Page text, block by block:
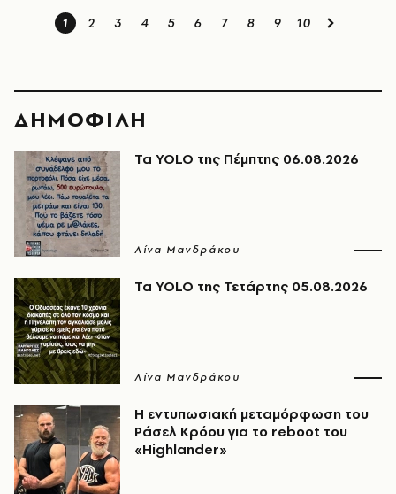
1 2 3 4 5 6 7 8 9 10
ΔΗΜΟΦΙΛΗ
Τα YOLO της Πέμπτης 06.08.2026
Λίνα Μανδράκου
Τα YOLO της Τετάρτης 05.08.2026
Λίνα Μανδράκου
Η εντυπωσιακή μεταμόρφωση του
Ράσελ Κρόου για το reboot του
«Highlander»